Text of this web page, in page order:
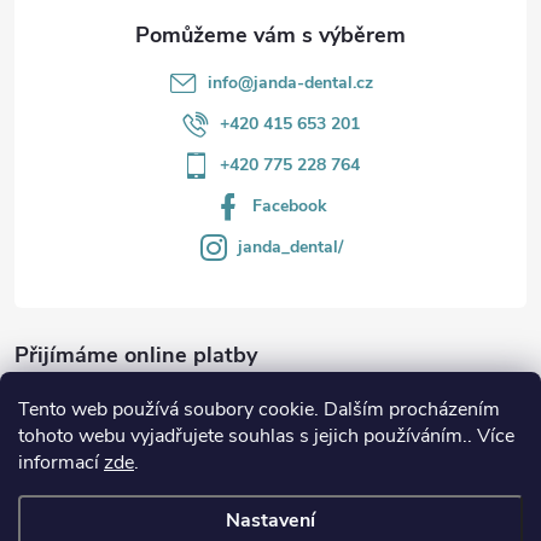
Tento web používá soubory cookie. Dalším procházením
tohoto webu vyjadřujete souhlas s jejich používáním.. Více
informacízde.
Nastavení
info@janda-dental.cz
+420 415 653 201
+420 775 228 764
Facebook
janda_dental/
Přijímáme online platby